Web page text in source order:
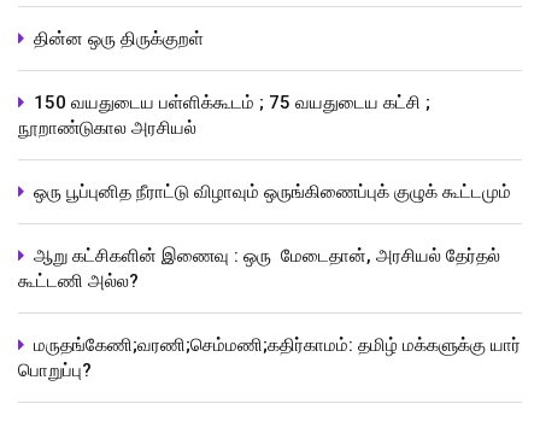
தின்ன ஒரு திருக்குறள்
150 வயதுடைய பள்ளிக்கூடம் ; 75 வயதுடைய கட்சி ;
நூறாண்டுகால அரசியல்
ஒரு பூப்புனித நீராட்டு விழாவும் ஒருங்கிணைப்புக் குழுக் கூட்டமும்
ஆறு கட்சிகளின் இணைவு : ஒரு மேடைதான், அரசியல் தேர்தல்
கூட்டணி அல்ல?
மருதங்கேணி;வரணி;செம்மணி;கதிர்காமம்: தமிழ் மக்களுக்கு யார்
பொறுப்பு?